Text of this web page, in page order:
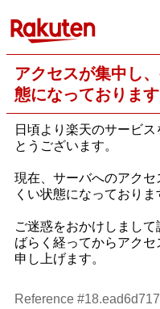
アクセスが集中し
態になっております
日頃より楽天のサービ
とうございます。
現在、サーバへのアク
くい状態になっておりま
ご迷惑をおかけしまし
ばらく経ってからアク
申し上げます。
Reference